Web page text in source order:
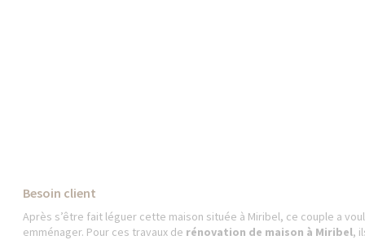
Besoin client
Après s’être fait léguer cette maison située à Miribel, ce couple a
emménager. Pour ces travaux de rénovation de maison à Miribel,